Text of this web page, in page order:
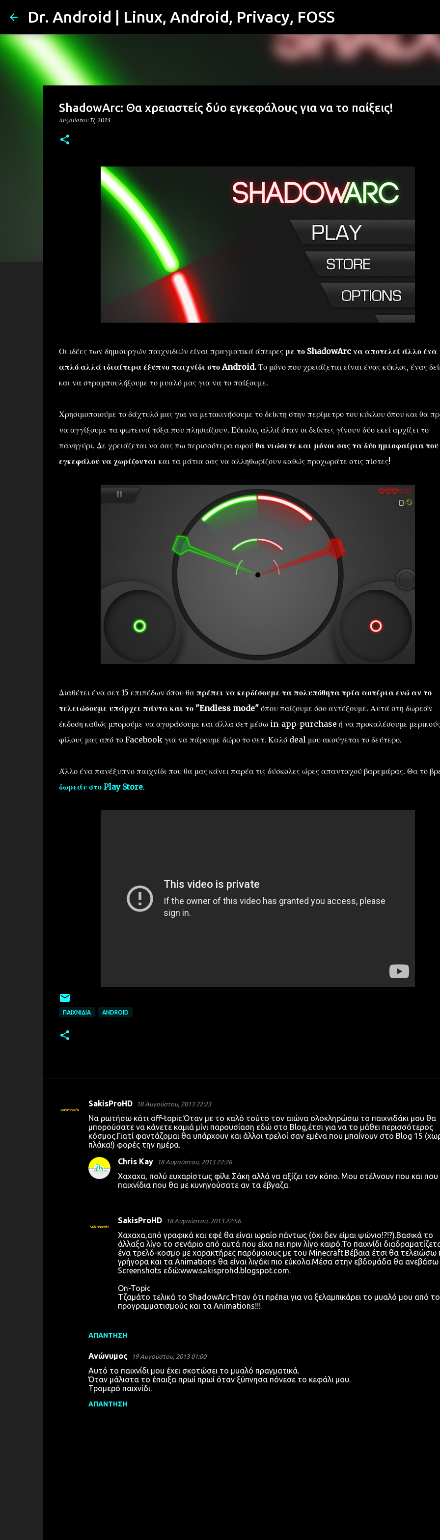
Μετάβαση στο κύριο περιεχόμενο
Dr. Android | Linux, Android, Privacy, FOSS
ShadowArc: Θα χρειαστείς δύο εγκεφάλους για να το παίξεις!
Αυγούστου 17, 2013
Οι ιδέες των δημιουργών παιχνιδιών είναι πραγματικά άπειρες με το ShadowArc να αποτελεί άλλο ένα
απλό αλλά ιδιαίτερα έξυπνο παιχνίδι στο Android.Το μόνο που χρειάζεται είναι ένας κύκλος, ένας
και να στραμπουλήξουμε το μυαλό μας για να το παίξουμε.
Χρησιμοποιούμε το δάχτυλό μας για να μετακινήσουμε το δείκτη στην περίμετρο του κύκλου όπου και θα
να αγγίξουμε τα φωτεινά τόξα που πλησιάζουν. Εύκολο, αλλά όταν οι δείκτες γίνουν δύο εκεί αρχίζει το
πανηγύρι. Δε χρειάζεται να σας πω περισσότερα αφού θα νιώσετε και μόνοι σας τα δύο ημισφαίρια του
εγκεφάλου να χωρίζονται και τα μάτια σας να αλληθωρίζουν καθώς προχωράτε στις πίστες!
Διαθέτει ένα σετ 15 επιπέδων όπου θα πρέπει να κερδίσουμε τα πολυπόθητα τρία αστέρια ενώ αν το
τελειώσουμε υπάρχει πάντα και το "Endless mode"όπου παίζουμε όσο αντέξουμε. Αυτά στη δωρεάν
έκδοση καθώς μπορούμε να αγοράσουμε και άλλα σετ μέσω in-app-purchase ή να προκαλέσουμε μερικούς
φίλους μας από το Facebook για να πάρουμε δώρο το σετ. Καλό deal μου ακούγεται το δεύτερο.
Άλλο ένα πανέξυπνο παιχνίδι που θα μας κάνει παρέα τις δύσκολες ώρες απανταχού βαρεμάρας. Θα το
δωρεάν στο Play Store.
ΠΑΙΧΝΊΔΙΑ ANDROID
Σ
SakisProHD 18 Αυγούστου, 2013 22:23
Να ρωτήσω κάτι off-topic.Όταν με το καλό τούτο τον αιώνα ολοκληρώσω το παιχνιδάκι μου θα
μπορούσατε να κάνετε καμιά μίνι παρουσίαση εδώ στο Blog,έτσι για να το μάθει περισσότερος
κόσμος.Γιατί φαντάζομαι θα υπάρχουν και άλλοι τρελοί σαν εμένα που μπαίνουν στο Blog 15
πλάκα!) φορές την ημέρα.
ΑΠΆΝΤΗΣΗ
Chris Kay 18 Αυγούστου, 2013 22:26
Χαχαχα, πολύ ευχαρίστως φίλε Σάκη αλλά να αξίζει τον κόπο. Μου στέλνουν που και που
παιχνίδια που θα με κυνηγούσατε αν τα έβγαζα.
SakisProHD 18 Αυγούστου, 2013 22:56
Χαχαχα,από γραφικά και εφέ θα είναι ωραίο πάντως (όχι δεν είμαι ψώνιο!?!?).Βασικά το
άλλαξα λίγο το σενάριο από αυτά που είχα πει πριν λίγο καιρό.Το παιχνίδι
ένα τρελό-κοσμο με χαρακτήρες παρόμοιους με του Minecraft.Βέβαια έτσι θα τελειώσω
γρήγορα και τα Animations θα είναι λιγάκι πιο εύκολα.Μέσα στην εβδομάδα θα ανεβάσω
Screenshots εδώ:www.sakisprohd.blogspot.com.
On-Topic
Τζαμάτο τελικά το ShadowArc.Ήταν ότι πρέπει για να ξελαμπικάρει το μυαλό μου από
προγραμματισμούς και τα Animations!!!
Ανώνυμος 19 Αυγούστου, 2013 01:00
Αυτό το παιχνίδι μου έχει σκοτώσει το μυαλό πραγματικά.
Όταν μάλιστα το έπαιξα πρωί πρωί όταν ξύπνησα πόνεσε το κεφάλι μου.
Τρομερό παιχνίδι.
ΑΠΆΝΤΗΣΗ